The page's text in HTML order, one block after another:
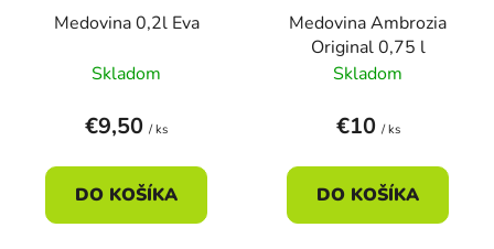
Medovina 0,2l Eva
Skladom
€9,50 / ks
DO KOŠÍKA
Medovina Ambrozia
Original 0,75 l
Skladom
€10 / ks
DO KOŠÍKA